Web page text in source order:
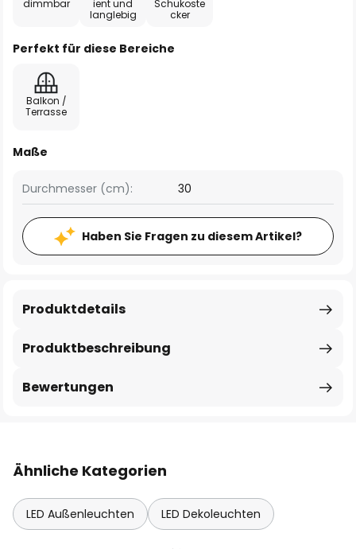
dimmbar
ient und
langlebig
Schukoste
cker
Perfekt für diese Bereiche
Balkon /
Terrasse
Maße
Durchmesser (cm): 30
Haben Sie Fragen zu diesem Artikel?
Produktbeschreibung
Produktdetails
Bewertungen
Ähnliche Kategorien
LED Außenleuchten LED Dekoleuchten